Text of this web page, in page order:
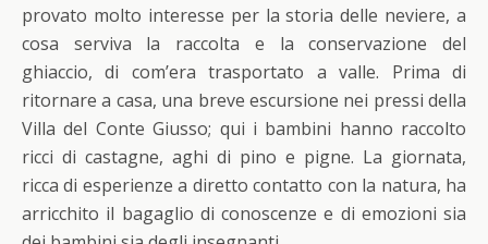
provato molto interesse per la storia delle neviere, a
cosa serviva la raccolta e la conservazione del
ghiaccio, di com’era trasportato a valle. Prima di
ritornare a casa, una breve escursione nei pressi della
Villa del Conte Giusso; qui i bambini hanno raccolto
ricci di castagne, aghi di pino e pigne. La giornata,
ricca di esperienze a diretto contatto con la natura, ha
arricchito il bagaglio di conoscenze e di emozioni sia